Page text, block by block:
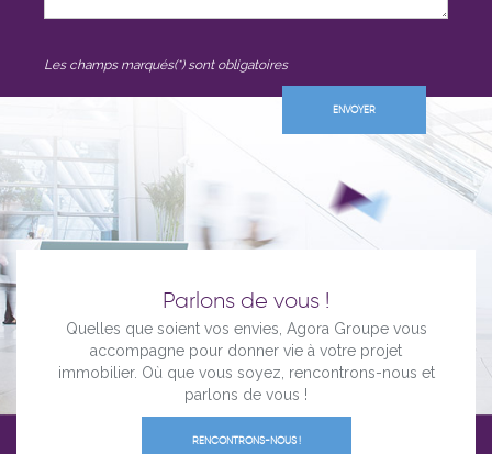
Les champs marqués(*) sont obligatoires
Parlons de vous !
Quelles que soient vos envies, Agora Groupe vous
accompagne pour donner vie à votre projet
immobilier. Où que vous soyez, rencontrons-nous et
parlons de vous !
RENCONTRONS-NOUS !